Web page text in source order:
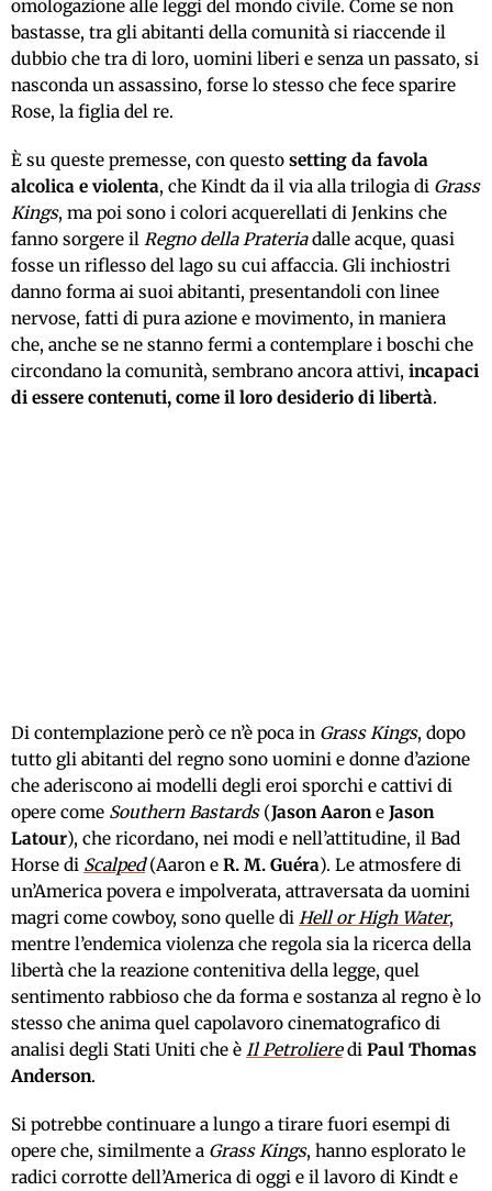
omologazione alle leggi del mondo civile. Come se non
bastasse, tra gli abitanti della comunità si riaccende il
dubbio che tra di loro, uomini liberi e senza un passato, si
nasconda un assassino, forse lo stesso che fece sparire
Rose, la figlia del re.
È su queste premesse, con questo setting da favola
alcolica e violenta, che Kindt da il via alla trilogia di Grass
Kings, ma poi sono i colori acquerellati di Jenkins che
fanno sorgere il Regno della Prateriadalle acque, quasi
fosse un riflesso del lago su cui affaccia. Gli inchiostri
danno forma ai suoi abitanti, presentandoli con linee
nervose, fatti di pura azione e movimento, in maniera
che, anche se ne stanno fermi a contemplare i boschi che
circondano la comunità, sembrano ancora attivi, incapaci
di essere contenuti, come il loro desiderio di libertà.
Di contemplazione però ce n’è poca in Grass Kings, dopo
tutto gli abitanti del regno sono uomini e donne d’azione
che aderiscono ai modelli degli eroi sporchi e cattivi di
opere come Southern Bastards(Jason Aaron e Jason
Latour), che ricordano, nei modi e nell’attitudine, il Bad
Horse di Scalped(Aaron e R. M. Guéra). Le atmosfere di
un’America povera e impolverata, attraversata da uomini
magri come cowboy, sono quelle di Hell or High Water,
mentre l’endemica violenza che regola sia la ricerca della
libertà che la reazione contenitiva della legge, quel
sentimento rabbioso che da forma e sostanza al regno è lo
stesso che anima quel capolavoro cinematografico di
analisi degli Stati Uniti che è Il Petrolieredi Paul Thomas
Anderson.
Si potrebbe continuare a lungo a tirare fuori esempi di
opere che, similmente a Grass Kings, hanno esplorato le
radici corrotte dell’America di oggi e il lavoro di Kindt e